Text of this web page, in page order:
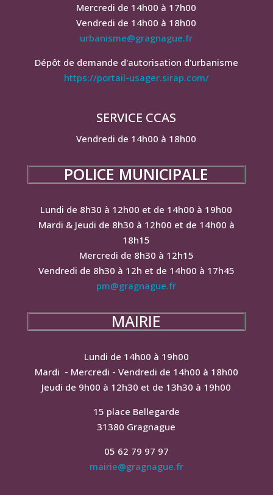
Mercredi de 14h00 à 17h00
Vendredi de 14h00 à 18h00
urbanisme@gragnague.fr
Dépôt de demande d'autorisation d'urbanisme
https://portail-usager.sirap.com/
SERVICE CCAS
Vendredi de 14h00 à 18h00
POLICE MUNICIPALE
Lundi de 8h30 à 12h00 et de 14h00 à 19h00
Mardi & Jeudi de 8h30 à 12h00 et de 14h00 à
18h15
Mercredi de 8h30 à 12h15
Vendredi de 8h30 à 12h et de 14h00 à 17h45
pm@gragnague.fr
MAIRIE
Lundi de 14h00 à 19h00
Mardi - Mercredi - Vendredi de 14h00 à 18h00
Jeudi de 9h00 à 12h30 et de 13h30 à 19h00
15 place Bellegarde
31380 Gragnague
05 62 79 97 97
mairie@gragnague.fr